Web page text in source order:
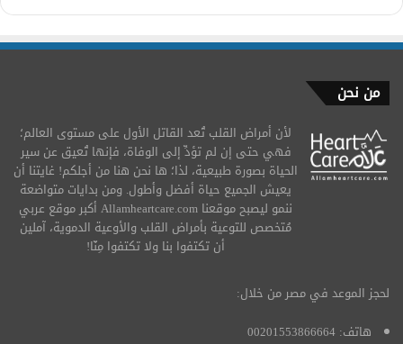
من نحن
لأن أمراض القلب تُعد القاتل الأول على مستوى العالم؛
فهي حتى إن لم تؤدِّ إلى الوفاة، فإنها تُعيق عن سير
الحياة بصورة طبيعية، لذا؛ ها نحن هنا من أجلكم! غايتنا أن
يعيش الجميع حياة أفضل وأطول. ومن بدايات متواضعة
ننمو ليصبح موقعنا Allamheartcare.com أكبر موقع عربي
مُتخصص للتوعية بأمراض القلب والأوعية الدموية، آملين
أن تكتفوا بنا ولا تكتفوا مِنّا!
لحجز الموعد في مصر من خلال:
هاتف: 00201553866664